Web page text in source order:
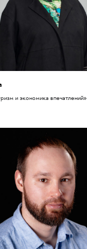
и экономика впечатлений»